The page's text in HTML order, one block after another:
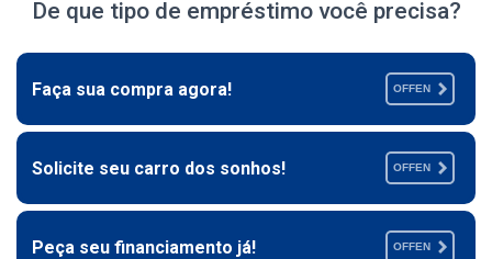
De que tipo de empréstimo você precisa?
Faça sua compra agora! OFFEN
Solicite seu carro dos sonhos! OFFEN
Peça seu financiamento já! OFFEN